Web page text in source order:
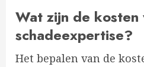
Wat zijn de kosten
schadeexpertise?
Het bepalen van de